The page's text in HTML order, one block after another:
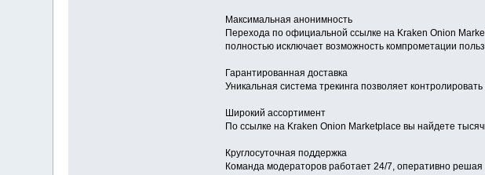
Максимальная анонимность
Перехода по официальной ссылке на Kraken Onion
полностью исключает возможность компрометации
Гарантированная доставка
Уникальная система трекинга позволяет
Широкий ассортимент
По ссылке на Kraken Onion Marketplace вы найдете
Круглосуточная поддержка
Команда модераторов работает 24/7, оперативно